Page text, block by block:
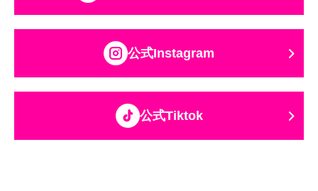
公式Instagram
公式Tiktok